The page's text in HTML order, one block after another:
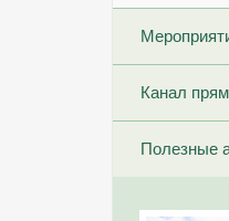
Канал
Полезные